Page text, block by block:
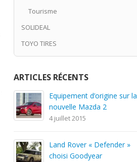
Tourisme
SOLIDEAL
TOYO TIRES
ARTICLES RÉCENTS
Equipement d’origine sur la
nouvelle Mazda 2
4 juillet 2015
Land Rover « Defender »
choisi Goodyear